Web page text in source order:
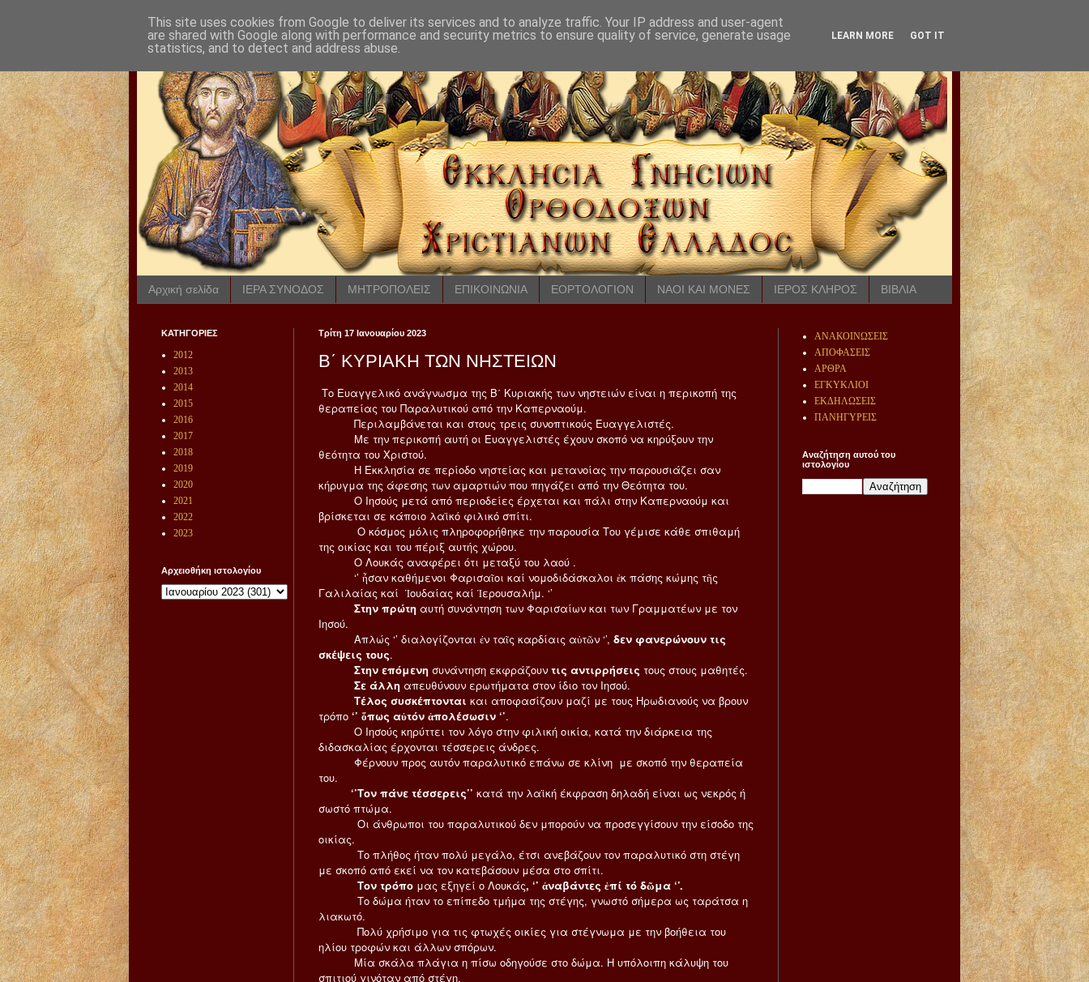
Αρχική σελίδα ΙΕΡΑ ΣΥΝΟΔΟΣ ΜΗΤΡΟΠΟΛΕΙΣ ΕΠΙΚΟΙΝΩΝΙΑ ΕΟΡΤΟΛΟΓΙΟΝ ΝΑΟΙ ΚΑΙ ΜΟΝΕΣ ΙΕΡΟΣ ΚΛΗΡΟΣ ΒΙΒΛΙΑ
Τρίτη 17 Ιανουαρίου 2023
Β΄ ΚΥΡΙΑΚΗ ΤΩΝ ΝΗΣΤΕΙΩΝ
Το Ευαγγελικό ανάγνωσμα της Β΄ Κυριακής των νηστειών είναι η περικοπή της
θεραπείας του Παραλυτικού από την Καπερναούμ.
Περιλαμβάνεται και στους τρεις συνοπτικούς Ευαγγελιστές.
Με την περικοπή αυτή οι Ευαγγελιστές έχουν σκοπό να κηρύξουν την
θεότητα του Χριστού.
Η Εκκλησία σε περίοδο νηστείας και μετανοίας την παρουσιάζει σαν
κήρυγμα της άφεσης των αμαρτιών που πηγάζει από την Θεότητα του.
Ο Ιησούς μετά από περιοδείες έρχεται και πάλι στην Καπερναούμ και
βρίσκεται σε κάποιο λαϊκό φιλικό σπίτι.
Ο κόσμος μόλις πληροφορήθηκε την παρουσία Του γέμισε κάθε σπιθαμή
της οικίας και του πέριξ αυτής χώρου.
Ο Λουκάς αναφέρει ότι μεταξύ του λαού .
‘’ ἦσαν καθήμενοι Φαρισαῖοι καί νομοδιδάσκαλοι ἐκ πάσης κώμης τῆς
Γαλιλαίας καί Ἰουδαίας καί Ἰερουσαλήμ. ‘’
Στην πρώτη αυτή συνάντηση των Φαρισαίων και των Γραμματέων με τον
Ιησού.
Απλώς ‘’ διαλογίζονται ἐν ταῖς καρδίαις αὐτῶν ‘’, δεν φανερώνουν τις
σκέψεις τους.
Στην επόμενη συνάντηση εκφράζουν τις αντιρρήσεις τους στους μαθητές.
Σε άλλη απευθύνουν ερωτήματα στον ίδιο τον Ιησού.
Τέλος συσκέπτονται και αποφασίζουν μαζί με τους Ηρωδιανούς να βρουν
τρόπο ‘’ ὅπως αὐτόν ἀπολέσωσιν ‘’.
Ο Ιησούς κηρύττει τον λόγο στην φιλική οικία, κατά την διάρκεια της
διδασκαλίας έρχονται τέσσερεις άνδρες.
Φέρνουν προς αυτόν παραλυτικό επάνω σε κλίνη με σκοπό την θεραπεία
του.
‘’Τον πάνε τέσσερεις’’ κατά την λαϊκή έκφραση δηλαδή είναι ως νεκρός ή
σωστό πτώμα.
Οι άνθρωποι του παραλυτικού δεν μπορούν να προσεγγίσουν την είσοδο της
οικίας.
Το πλήθος ήταν πολύ μεγάλο, έτσι ανεβάζουν τον παραλυτικό στη στέγη
με σκοπό από εκεί να τον κατεβάσουν μέσα στο σπίτι.
Τον τρόπο μας εξηγεί ο Λουκάς, ‘’ ἀναβάντες ἐπί τό δῶμα ‘’.
Το δώμα ήταν το επίπεδο τμήμα της στέγης, γνωστό σήμερα ως ταράτσα η
λιακωτό.
Πολύ χρήσιμο για τις φτωχές οικίες για στέγνωμα με την βοήθεια του
ηλίου τροφών και άλλων σπόρων.
Μία σκάλα πλάγια η πίσω οδηγούσε στο δώμα. Η υπόλοιπη κάλυψη του
σπιτιού γινόταν από στέγη.
ΚΑΤΗΓΟΡΙΕΣ
2012
2013
2014
2015
2016
2017
2018
2019
2020
2021
2022
2023
Αρχειοθήκη ιστολογίου
ΑΝΑΚΟΙΝΩΣΕΙΣ
ΑΠΟΦΑΣΕΙΣ
ΑΡΘΡΑ
ΕΓΚΥΚΛΙΟΙ
ΕΚΔΗΛΩΣΕΙΣ
ΠΑΝΗΓΥΡΕΙΣ
Αναζήτηση αυτού του
ιστολογίου
This site uses cookies from Google to deliver its services and to analyze traffic. Your IP address and user-agent
are shared with Google along with performance and security metrics to ensure quality of service, generate usage
statistics, and to detect and address abuse.
LEARN MORE GOT IT